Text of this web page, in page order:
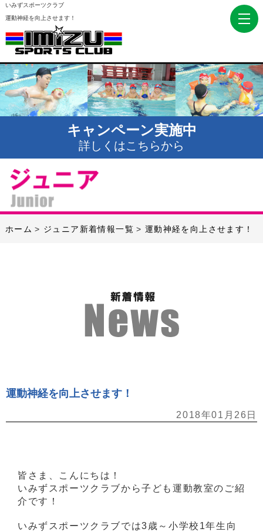
いみずスポーツクラブ
運動神経を向上させます！
キャンペーン実施中
詳しくはこちらから
ホーム ジュニア新着情報一覧 運動神経を向上させます！
運動神経を向上させます！
2018年01月26日
皆さま、こんにちは！
いみずスポーツクラブから子ども運動教室のご紹
介です！
いみずスポーツクラブでは3歳～小学校1年生向